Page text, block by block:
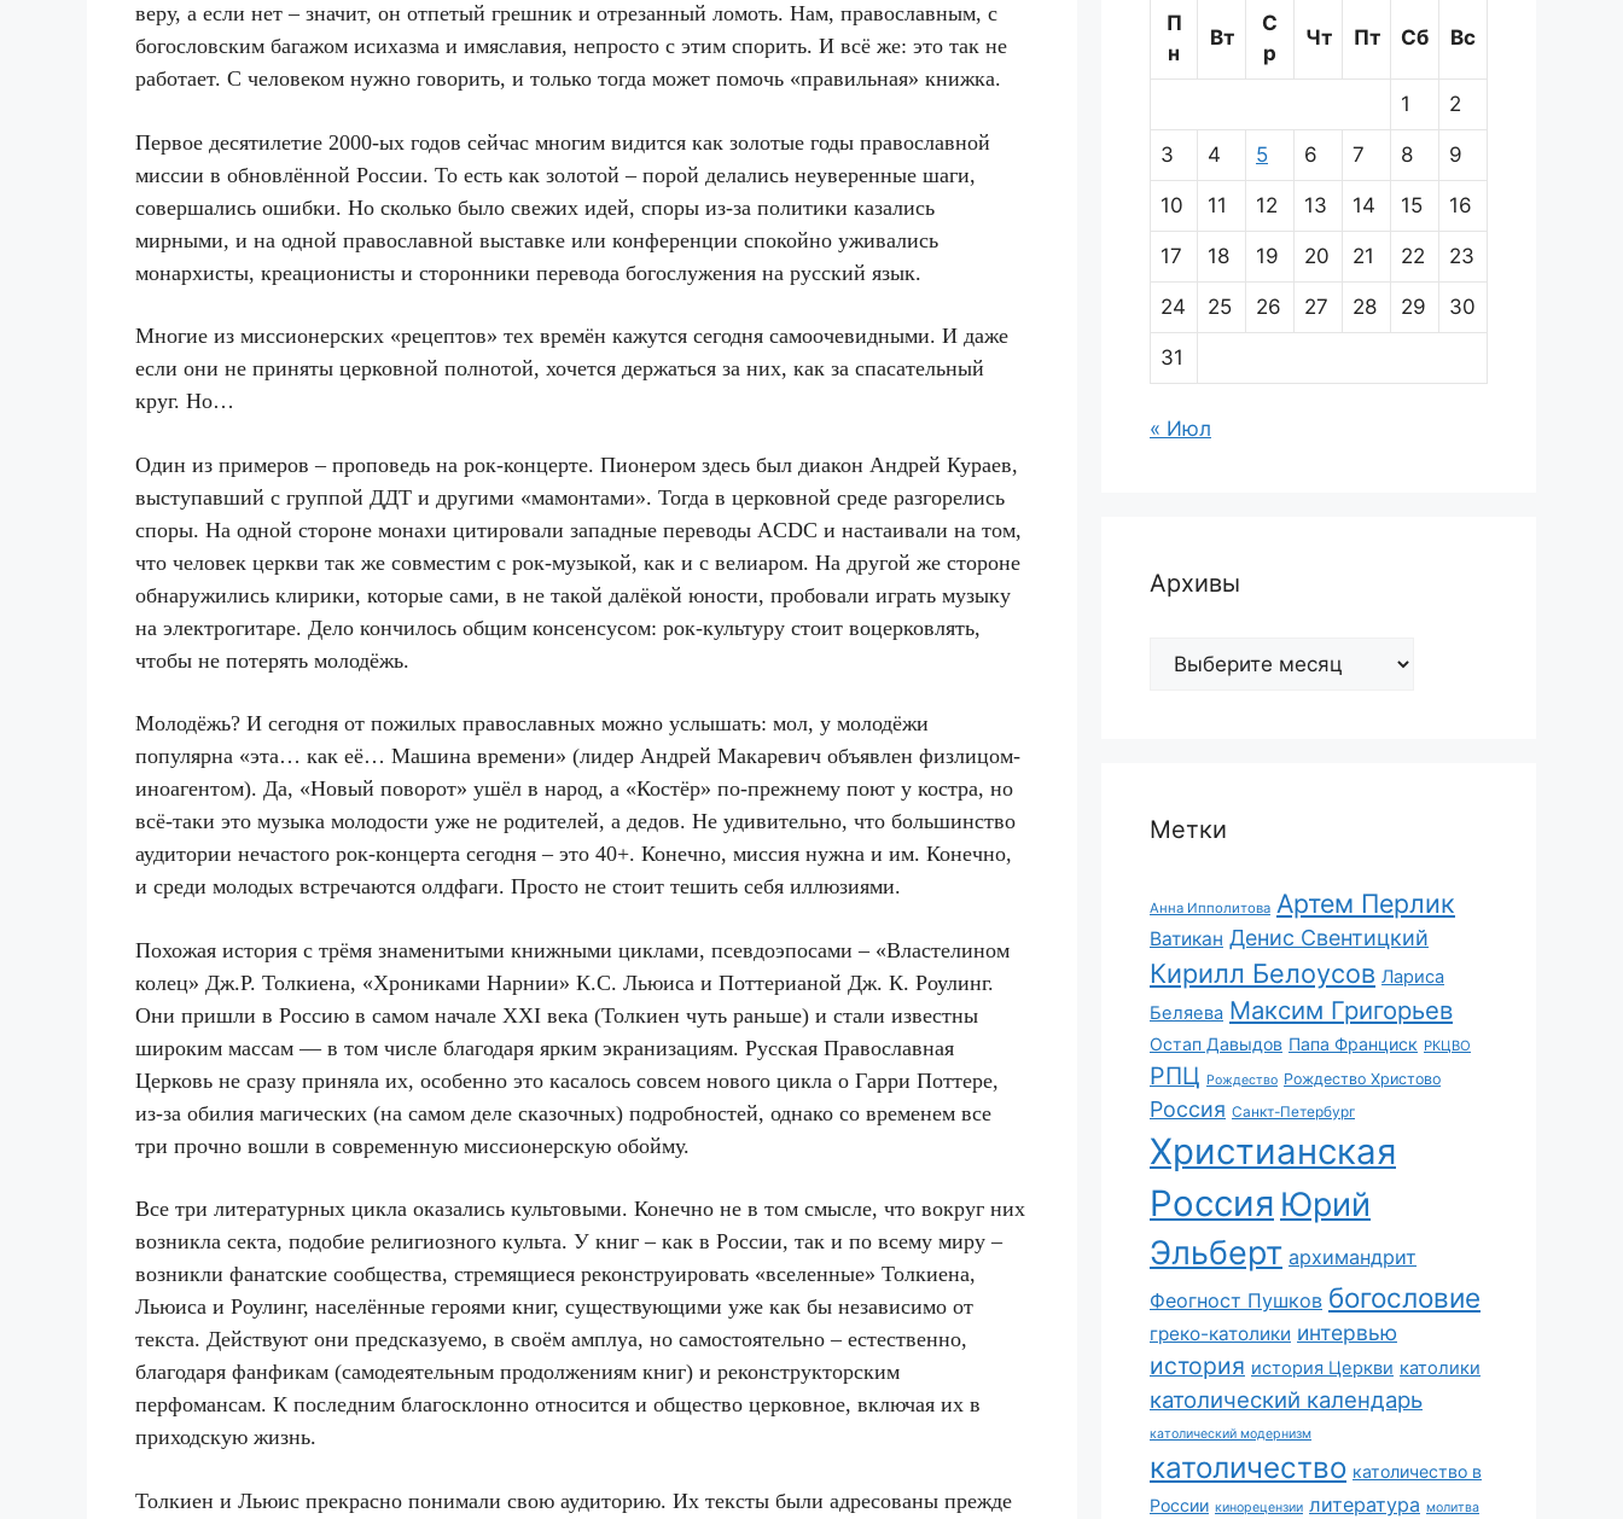
веру, а если нет – значит, он отпетый грешник и отрезанный ломоть. Нам, православным, с
богословским багажом исихазма и имяславия, непросто с этим спорить. И всё же: это так не
работает. С человеком нужно говорить, и только тогда может помочь «правильная» книжка.
Первое десятилетие 2000-ых годов сейчас многим видится как золотые годы православной
миссии в обновлённой России. То есть как золотой – порой делались неуверенные шаги,
совершались ошибки. Но сколько было свежих идей, споры из-за политики казались
мирными, и на одной православной выставке или конференции спокойно уживались
монархисты, креационисты и сторонники перевода богослужения на русский язык.
Многие из миссионерских «рецептов» тех времён кажутся сегодня самоочевидными. И даже
если они не приняты церковной полнотой, хочется держаться за них, как за спасательный
круг. Но…
Один из примеров – проповедь на рок-концерте. Пионером здесь был диакон Андрей Кураев,
выступавший с группой ДДТ и другими «мамонтами». Тогда в церковной среде разгорелись
споры. На одной стороне монахи цитировали западные переводы ACDC и настаивали на том,
что человек церкви так же совместим с рок-музыкой, как и с велиаром. На другой же стороне
обнаружились клирики, которые сами, в не такой далёкой юности, пробовали играть музыку
на электрогитаре. Дело кончилось общим консенсусом: рок-культуру стоит воцерковлять,
чтобы не потерять молодёжь.
Молодёжь? И сегодня от пожилых православных можно услышать: мол, у молодёжи
популярна «эта… как её… Машина времени» (лидер Андрей Макаревич объявлен физлицом-
иноагентом). Да, «Новый поворот» ушёл в народ, а «Костёр» по-прежнему поют у костра, но
всё-таки это музыка молодости уже не родителей, а дедов. Не удивительно, что большинство
аудитории нечастого рок-концерта сегодня – это 40+. Конечно, миссия нужна и им. Конечно,
и среди молодых встречаются олдфаги. Просто не стоит тешить себя иллюзиями.
Похожая история с трёмя знаменитыми книжными циклами, псевдоэпосами – «Властелином
колец» Дж.Р. Толкиена, «Хрониками Нарнии» К.С. Льюиса и Поттерианой Дж. К. Роулинг.
Они пришли в Россию в самом начале XXI века (Толкиен чуть раньше) и стали известны
широким массам — в том числе благодаря ярким экранизациям. Русская Православная
Церковь не сразу приняла их, особенно это касалось совсем нового цикла о Гарри Поттере,
из-за обилия магических (на самом деле сказочных) подробностей, однако со временем все
три прочно вошли в современную миссионерскую обойму.
Все три литературных цикла оказались культовыми. Конечно не в том смысле, что вокруг них
возникла секта, подобие религиозного культа. У книг – как в России, так и по всему миру –
возникли фанатские сообщества, стремящиеся реконструировать «вселенные» Толкиена,
Льюиса и Роулинг, населённые героями книг, существующими уже как бы независимо от
текста. Действуют они предсказуемо, в своём амплуа, но самостоятельно – естественно,
благодаря фанфикам (самодеятельным продолжениям книг) и реконструкторским
перфомансам. К последним благосклонно относится и общество церковное, включая их в
приходскую жизнь.
Толкиен и Льюис прекрасно понимали свою аудиторию. Их тексты были адресованы прежде
П
н
Вт
С
р
Чт Пт Сб Вс
1 2
3 4 5 6 7 8 9
10 11 12 13 14 15 16
17 18 19 20 21 22 23
24 25 26 27 28 29 30
31
« Июл
Архивы
Архивы
Метки
Анна Ипполитова Артем Перлик
Ватикан Денис Свентицкий
Кирилл Белоусов Лариса
Беляева Максим Григорьев
Остап Давыдов Папа Франциск РКЦВО
РПЦ Рождество Рождество Христово
Россия Санкт-Петербург
Христианская
Россия Юрий
Эльберт архимандрит
Феогност Пушков богословие
греко-католики интервью
история история Церкви католики
католический календарь
католический модернизм
католичество католичество в
России кинорецензии литература молитва